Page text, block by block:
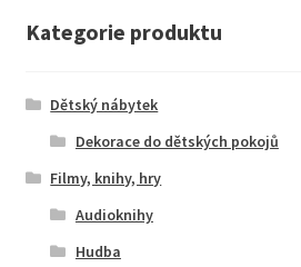
Kategorie produktu
Dětský nábytek
Dekorace do dětských pokojů
Filmy, knihy, hry
Audioknihy
Hudba